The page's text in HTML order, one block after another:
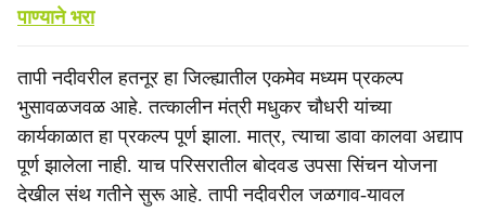
पाण्याने भरा
तापी नदीवरील हतनूर हा जिल्ह्यातील एकमेव मध्यम प्रकल्प
भुसावळजवळ आहे. तत्कालीन मंत्री मधुकर चौधरी यांच्या
कार्यकाळात हा प्रकल्प पूर्ण झाला. मात्र, त्याचा डावा कालवा अद्याप
पूर्ण झालेला नाही. याच परिसरातील बोदवड उपसा सिंचन योजना
देखील संथ गतीने सुरू आहे. तापी नदीवरील जळगाव-यावल